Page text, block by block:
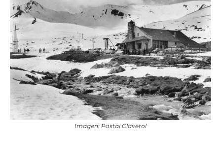
Imagen: Postal Claverol